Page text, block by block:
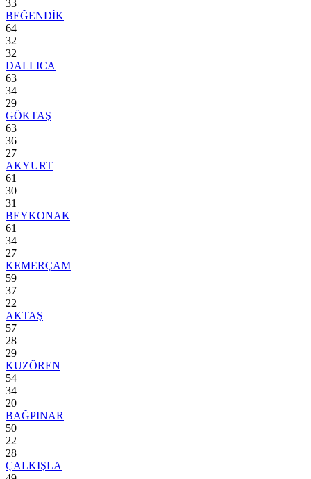
33
BEĞENDİK
64
32
32
DALLICA
63
34
29
GÖKTAŞ
63
36
27
AKYURT
61
30
31
BEYKONAK
61
34
27
KEMERÇAM
59
37
22
AKTAŞ
57
28
29
KUZÖREN
54
34
20
BAĞPINAR
50
22
28
ÇALKIŞLA